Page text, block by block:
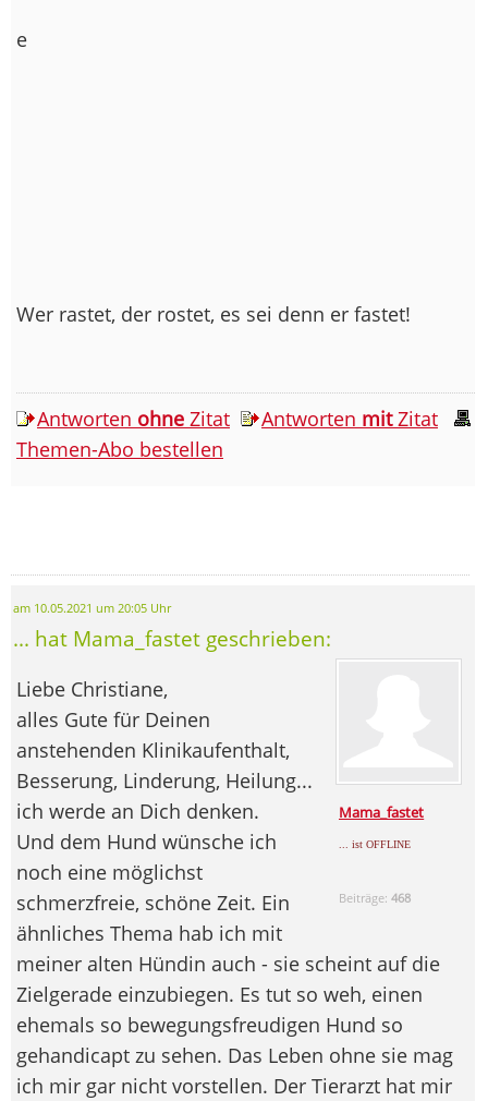
e
Wer rastet, der rostet, es sei denn er fastet!
Antworten ohne Zitat Antworten mitZitat
Themen-Abo bestellen
am 10.05.2021 um 20:05 Uhr
... hat Mama_fastet geschrieben:
Mama_fastet
... ist OFFLINE
Beiträge:468
Liebe Christiane,
alles Gute für Deinen
anstehenden Klinikaufenthalt,
Besserung, Linderung, Heilung...
ich werde an Dich denken.
Und dem Hund wünsche ich
noch eine möglichst
schmerzfreie, schöne Zeit. Ein
ähnliches Thema hab ich mit
meiner alten Hündin auch - sie scheint auf die
Zielgerade einzubiegen. Es tut so weh, einen
ehemals so bewegungsfreudigen Hund so
gehandicapt zu sehen. Das Leben ohne sie mag
ich mir gar nicht vorstellen. Der Tierarzt hat mir